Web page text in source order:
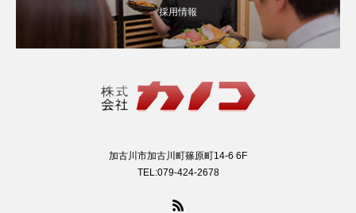
採用情報
加古川市加古川町篠原町14-6 6F
TEL:079-424-2678